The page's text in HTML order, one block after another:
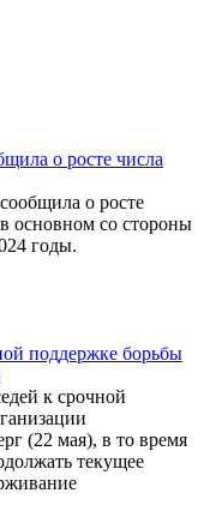
о росте числа
о росте
основном со стороны
годы.
поддержке борьбы
к срочной
(22 мая), в то время
текущее